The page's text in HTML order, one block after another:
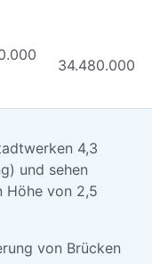
34.480.000
4,3
und sehen
Höhe von 2,5
von Brücken